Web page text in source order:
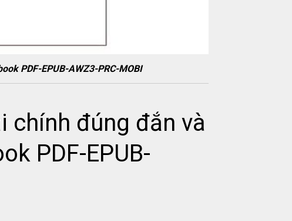
PDF-EPUB-AWZ3-PRC-MOBI
chính đúng đắn và
PDF-EPUB-